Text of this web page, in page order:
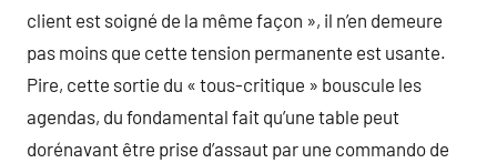
client est soigné de la même façon », il n’en demeure
pas moins que cette tension permanente est usante.
Pire, cette sortie du « tous-critique » bouscule les
agendas, du fondamental fait qu’une table peut
dorénavant être prise d’assaut par une commando de